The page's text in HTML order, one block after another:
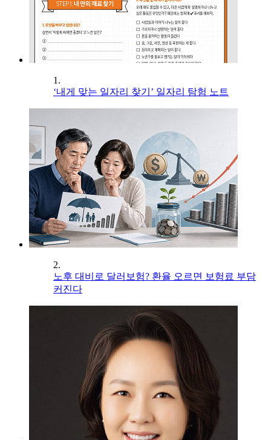
1.
‘내게 맞는 일자리 찾기’ 일자리 탐험 노트
2.
노후 대비로 달러보험? 환율 오르면 보험료 부담
커진다